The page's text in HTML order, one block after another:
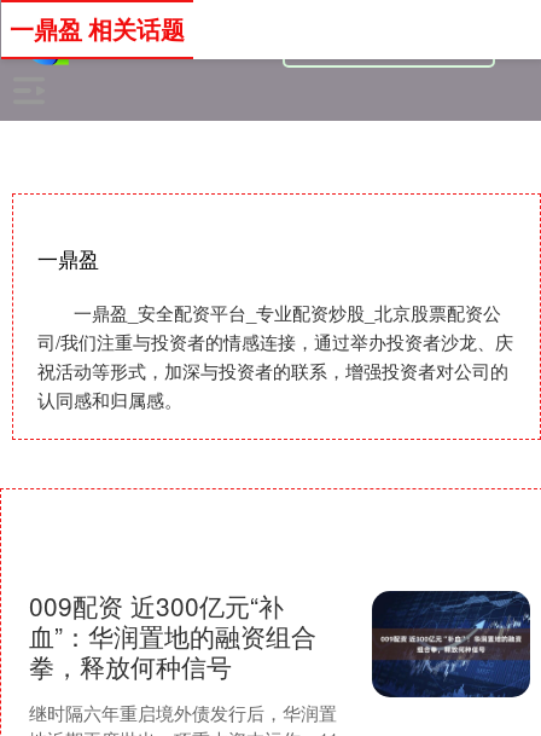
一鼎盈
一鼎盈_安全配资平台_专业配资炒股_北京股票配资公
司/我们注重与投资者的情感连接，通过举办投资者沙龙、庆
祝活动等形式，加深与投资者的联系，增强投资者对公司的
认同感和归属感。
一鼎盈 相关话题
009配资 近300亿元“补
血”：华润置地的融资组合
拳，释放何种信号
继时隔六年重启境外债发行后，华润置